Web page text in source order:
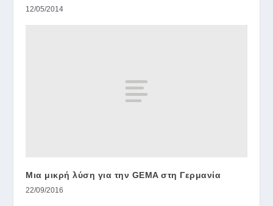
12/05/2014
Μια μικρή λύση για την GEMA στη Γερμανία
22/09/2016